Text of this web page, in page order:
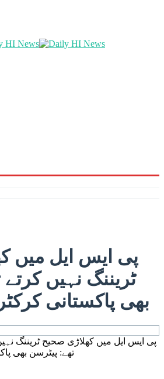
پی ایس ایل میں
ٹریننگ نہیں
بھی پاکستانی
پی ایس ایل میں کھلاڑی صحیح ٹریننگ
تھے: پیٹرسن بھی